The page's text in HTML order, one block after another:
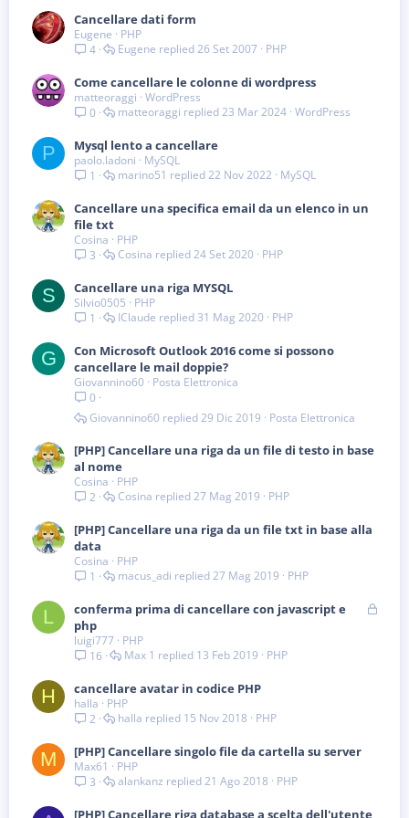
Cancellare dati form
Eugene
PHP
4
PHP
26 Set 2007
Eugene
Come cancellare le colonne di wordpress
matteoraggi WordPress
0
WordPress
23 Mar 2024
matteoraggi
P Mysql lento a cancellare
paolo.ladoni
MySQL
1
MySQL
22 Nov 2022
marino51
Cancellare una specifica email da un elenco in un
file txt
Cosina
PHP
3
PHP
24 Set 2020
Cosina
S Cancellare una riga MYSQL
Silvio0505
PHP
1
PHP
31 Mag 2020
IClaude
G
Con Microsoft Outlook 2016 come si possono
cancellare le mail doppie?
Giovannino60
Posta Elettronica
0
Posta Elettronica
29 Dic 2019
Giovannino60
[PHP] Cancellare una riga da un file di testo in base
al nome
Cosina
PHP
2
PHP
27 Mag 2019
Cosina
[PHP] Cancellare una riga da un file txt in base alla
data
Cosina
PHP
1
PHP
27 Mag 2019
macus_adi
L
B
conferma prima di cancellare con javascript e
php
luigi777 PHP
16
PHP
13 Feb 2019
Max 1
H cancellare avatar in codice PHP
halla
PHP
2
PHP
15 Nov 2018
halla
M [PHP] Cancellare singolo file da cartella su server
Max61
PHP
3
PHP
21 Ago 2018
alankanz
[PHP] Cancellare riga database a scelta dell'utente